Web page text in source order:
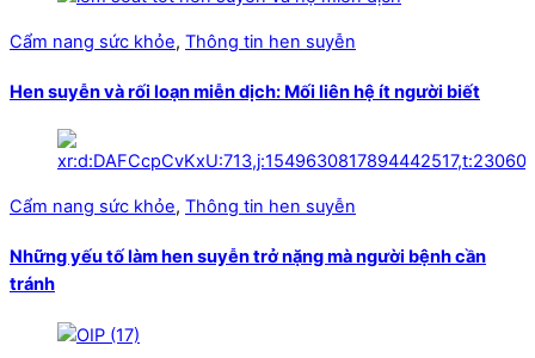
Cẩm nang sức khỏe, Thông tin hen suyễn
Hen suyễn và rối loạn miễn dịch: Mối liên hệ ít người biết
Cẩm nang sức khỏe, Thông tin hen suyễn
Những yếu tố làm hen suyễn trở nặng mà người bệnh cần
tránh